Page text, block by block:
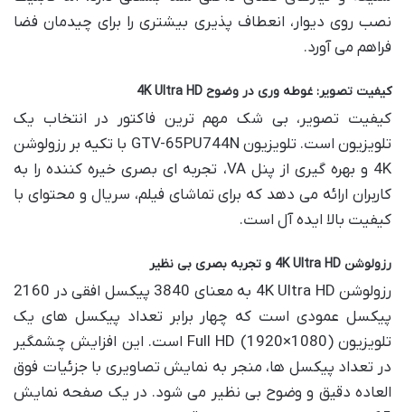
نصب روی دیوار، انعطاف پذیری بیشتری را برای چیدمان فضا
فراهم می آورد.
کیفیت تصویر: غوطه وری در وضوح 4K Ultra HD
کیفیت تصویر، بی شک مهم ترین فاکتور در انتخاب یک
تلویزیون است. تلویزیون GTV-65PU744N با تکیه بر رزولوشن
4K و بهره گیری از پنل VA، تجربه ای بصری خیره کننده را به
کاربران ارائه می دهد که برای تماشای فیلم، سریال و محتوای با
کیفیت بالا ایده آل است.
رزولوشن 4K Ultra HD و تجربه بصری بی نظیر
رزولوشن 4K Ultra HD به معنای 3840 پیکسل افقی در 2160
پیکسل عمودی است که چهار برابر تعداد پیکسل های یک
تلویزیون Full HD (1920×1080) است. این افزایش چشمگیر
در تعداد پیکسل ها، منجر به نمایش تصاویری با جزئیات فوق
العاده دقیق و وضوح بی نظیر می شود. در یک صفحه نمایش